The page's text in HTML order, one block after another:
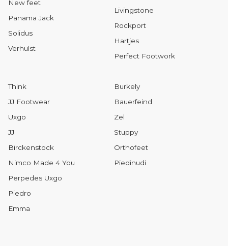
New feet
Panama Jack
Solidus
Verhulst
Livingstone
Rockport
Hartjes
Perfect Footwork
Think
JJ Footwear
Uxgo
JJ
Birckenstock
Nimco Made 4 You
Perpedes Uxgo
Piedro
Emma
Burkely
Bauerfeind
Zel
Stuppy
Orthofeet
Piedinudi